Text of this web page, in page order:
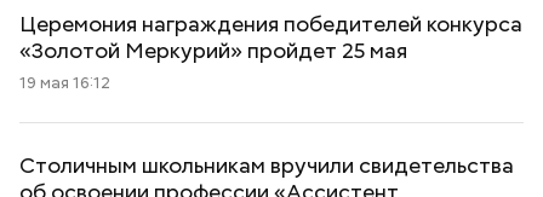
Церемония награждения победителей конкурса
«Золотой Меркурий» пройдет 25 мая
19 мая 16:12
Столичным школьникам вручили свидетельства